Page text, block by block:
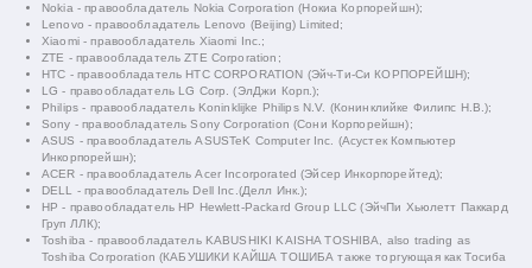
Nokia - правообладатель Nokia Corporation (Нокиа Корпорейшн);
Lenovo - правообладатель Lenovo (Beijing) Limited;
Xiaomi - правообладатель Xiaomi Inc.;
ZTE - правообладатель ZTE Corporation;
HTC - правообладатель HTC CORPORATION (Эйч-Ти-Си КОРПОРЕЙШН);
LG - правообладатель LG Corp. (ЭлДжи Корп.);
Philips - правообладатель Koninklijke Philips N.V. (Конинклийке Филипс Н.В.);
Sony - правообладатель Sony Corporation (Сони Корпорейшн);
ASUS - правообладатель ASUSTeK Computer Inc. (Асустек Компьютер
Инкорпорейшн);
ACER - правообладатель Acer Incorporated (Эйсер Инкорпорейтед);
DELL - правообладатель Dell Inc.(Делл Инк.);
HP - правообладатель HP Hewlett-Packard Group LLC (ЭйчПи Хьюлетт Паккард
Груп ЛЛК);
Toshiba - правообладатель KABUSHIKI KAISHA TOSHIBA, also trading as
Toshiba Corporation (КАБУШИКИ КАЙША ТОШИБА также торгующая как Тосиба